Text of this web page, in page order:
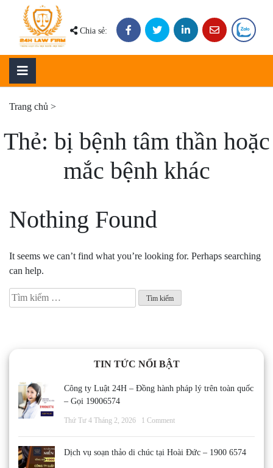
content
Chia sẻ:
Trang chủ >
Thẻ: bị bệnh tâm thần hoặc
mắc bệnh khác
Nothing Found
It seems we can’t find what you’re looking for. Perhaps searching
can help.
Tìm
kiếm
TIN TỨC NỔI BẬT
Công ty Luật 24H – Đồng hành pháp lý trên toàn quốc
– Gọi 19006574
Thứ Tư 4 Tháng 2, 2026 1 Comment
Dịch vụ soạn thảo di chúc tại Hoài Đức – 1900 6574